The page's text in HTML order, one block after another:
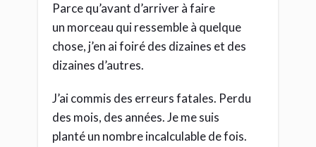
Parce qu’avant d’arriver à faire
un morceau qui ressemble à quelque
chose, j’en ai foiré des dizaines et des
dizaines d’autres.
J’ai commis des erreurs fatales. Perdu
des mois, des années. Je me suis
planté un nombre incalculable de fois.